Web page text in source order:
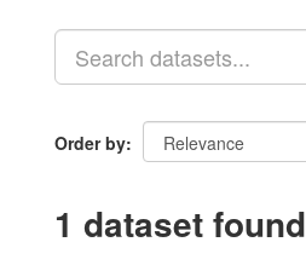
Order by
1 dataset found